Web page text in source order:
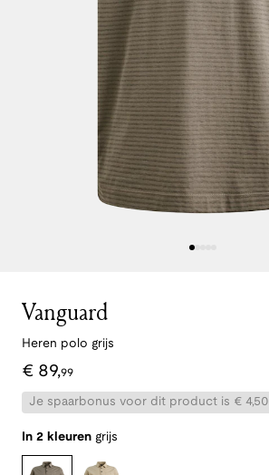
Vanguard
Heren polo grijs
€ 89,99
Je spaarbonus voor dit product is € 4,50
In 2 kleuren grijs